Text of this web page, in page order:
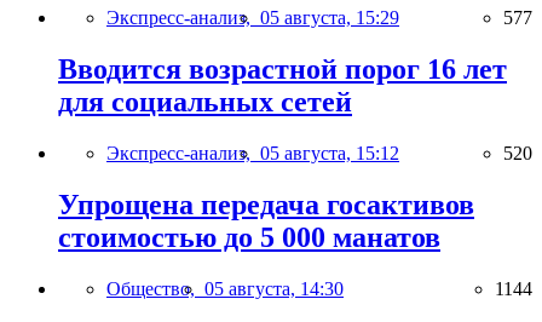
Экспресс-анализ, 05 августа, 15:29 577
Вводится возрастной порог 16 лет
для социальных сетей
Экспресс-анализ, 05 августа, 15:12 520
Упрощена передача госактивов
стоимостью до 5 000 манатов
Общество, 05 августа, 14:30 1144